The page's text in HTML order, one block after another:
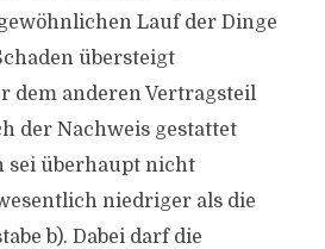
Lauf der Dinge
übersteigt
dem anderen Vertragsteil
der Nachweis gestattet
sei überhaupt nicht
niedriger als die
b). Dabei darf die